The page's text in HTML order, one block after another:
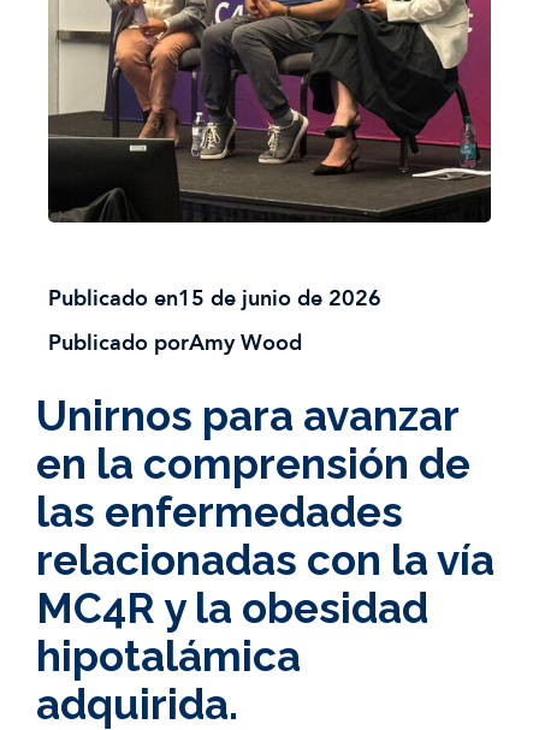
Publicado en15 de junio de 2026
Publicado porAmy Wood
Unirnos para avanzar
en la comprensión de
las enfermedades
relacionadas con la vía
MC4R y la obesidad
hipotalámica
adquirida.